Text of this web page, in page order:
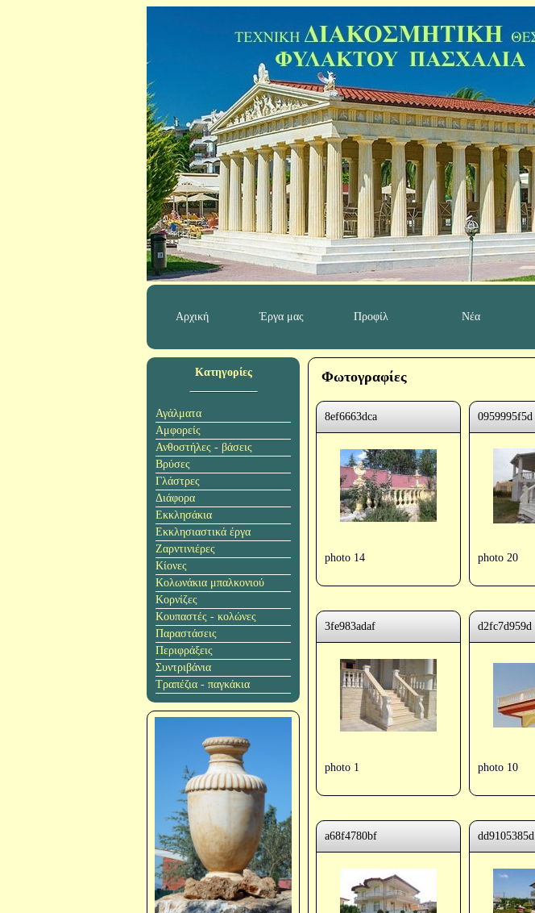
Αρχική Έργα μας Προφίλ Νέα
Κατηγορίες
Αγάλματα
Αμφορείς
Ανθοστήλες - βάσεις
Βρύσες
Γλάστρες
Διάφορα
Εκκλησάκια
Εκκλησιαστικά έργα
Ζαρντινιέρες
Κίονες
Κολωνάκια μπαλκονιού
Κορνίζες
Κουπαστές - κολώνες
Παραστάσεις
Περιφράξεις
Συντριβάνια
Τραπέζια - παγκάκια
Φωτογραφίες
8ef6663dca
photo 14
0959995f5d
photo 20
3fe983adaf
photo 1
d2fc7d959d
photo 10
a68f4780bf dd9105385d